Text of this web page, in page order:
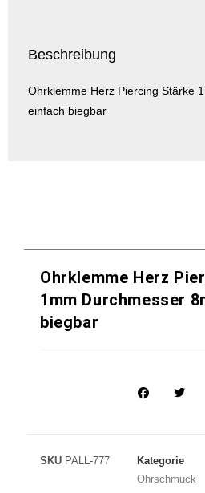
Beschreibung
Ohrklemme Herz Piercing Stärke
einfach biegbar
Ohrklemme Herz
1mm Durchmesser
biegbar
SKU PALL-777
Kategorie
Ohrschmuck